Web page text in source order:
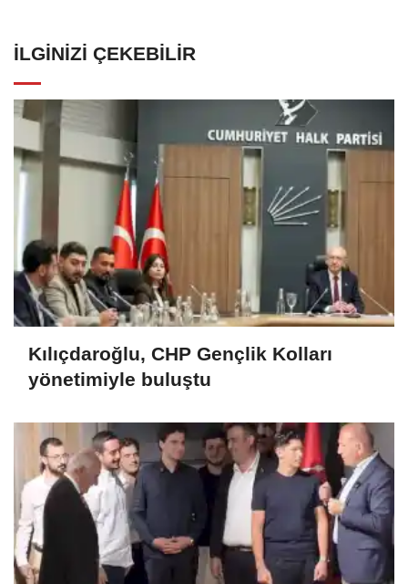
İLGINIZI ÇEKEBILIR
Kılıçdaroğlu, CHP Gençlik Kolları
yönetimiyle buluştu